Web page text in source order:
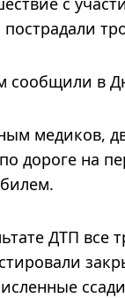
сообщили в
медиков,
дороге на
ДТП все